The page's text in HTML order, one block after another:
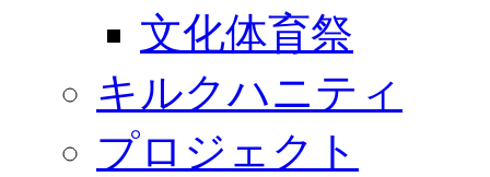
文化体育祭
キルクハニティ
プロジェクト